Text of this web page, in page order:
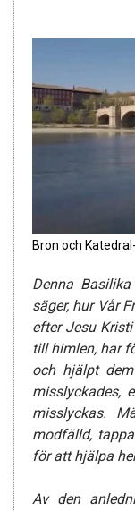
Bron och
Denna
säger, hur Vår
efter Jesu
till himlen, har
och hjälpt
misslyckades,
misslyckas.
modfälld,
för att hjälpa
Av den